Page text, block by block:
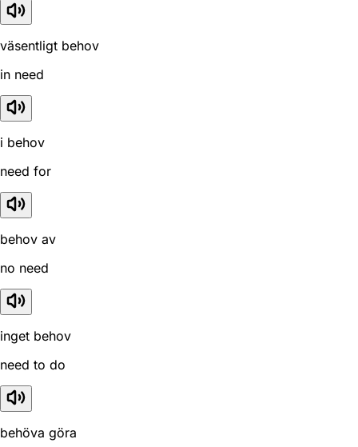
väsentligt behov
in need
i behov
need for
behov av
no need
inget behov
need to do
behöva göra